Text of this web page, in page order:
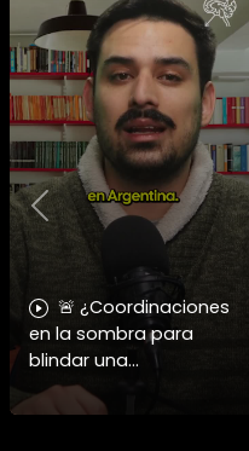
🚨 ¿Coordinaciones
en la sombra para
blindar una
candidatura
presidencial? Nuevos
Previous